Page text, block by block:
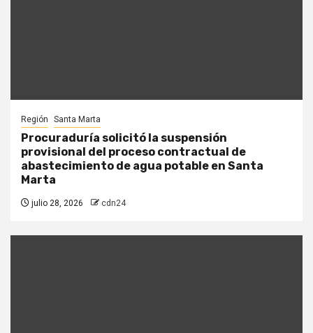
Región Santa Marta
Procuraduría solicitó la suspensión
provisional del proceso contractual de
abastecimiento de agua potable en Santa
Marta
julio 28, 2026 cdn24